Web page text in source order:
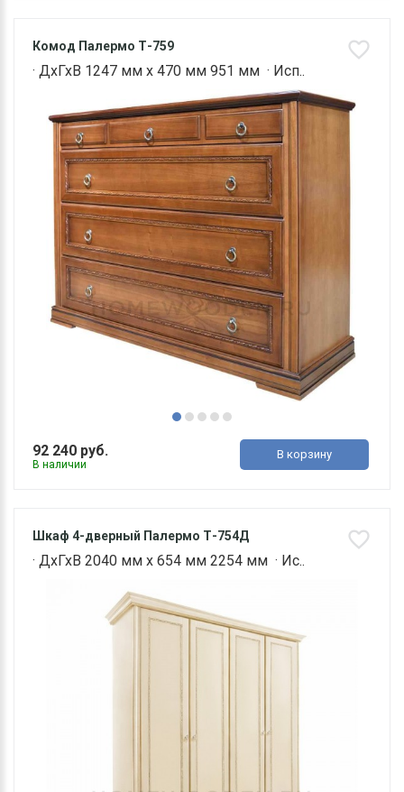
Комод Палермо Т-759
· ДхГхВ 1247 мм х 470 мм 951 мм · Исп..
92 240 руб.
В наличии
В корзину
Шкаф 4-дверный Палермо Т-754Д
· ДхГхВ 2040 мм х 654 мм 2254 мм · Ис..